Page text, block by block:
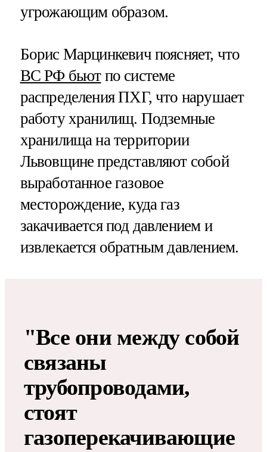
угрожающим образом.
Борис Марцинкевич поясняет, что
ВС РФ бьютпо системе
распределения ПХГ, что нарушает
работу хранилищ. Подземные
хранилища на территории
Львовщине представляют собой
выработанное газовое
месторождение, куда газ
закачивается под давлением и
извлекается обратным давлением.
"Все они между собой
связаны
трубопроводами,
стоят
газоперекачивающие